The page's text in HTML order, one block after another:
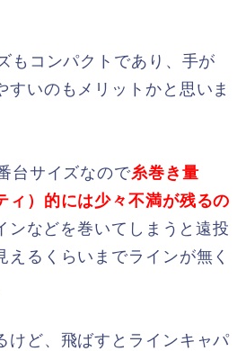
もコンパクトであり、手が
すいのもメリットかと思いま
台サイズなので糸巻き量
ィ）的には少々不満が残るの
ンなどを巻いてしまうと遠投
えるくらいまでラインが無く
けど、飛ばすとラインキャパ